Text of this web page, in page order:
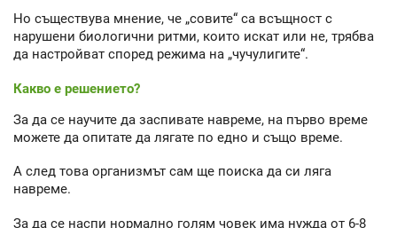
Но съществува мнение, че „совите“ са всъщност с
нарушени биологични ритми, които искат или не, трябва
да настройват според режима на „чучулигите“.
Какво е решението?
За да се научите да заспивате навреме, на първо време
можете да опитате да лягате по едно и също време.
А след това организмът сам ще поиска да си ляга
навреме.
За да се наспи нормално голям човек има нужда от 6-8